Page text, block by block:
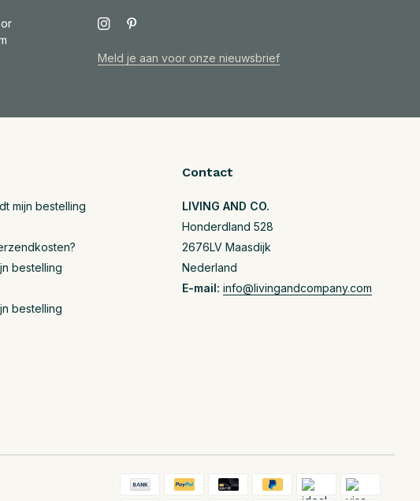
Meld je aan voor onze nieuwsbrief
mijn bestelling
bestelling
bestelling
Contact
LIVING AND CO.
Honderdland 528
2676LV Maasdijk
Nederland
E-mail: info@livingandcompany.com